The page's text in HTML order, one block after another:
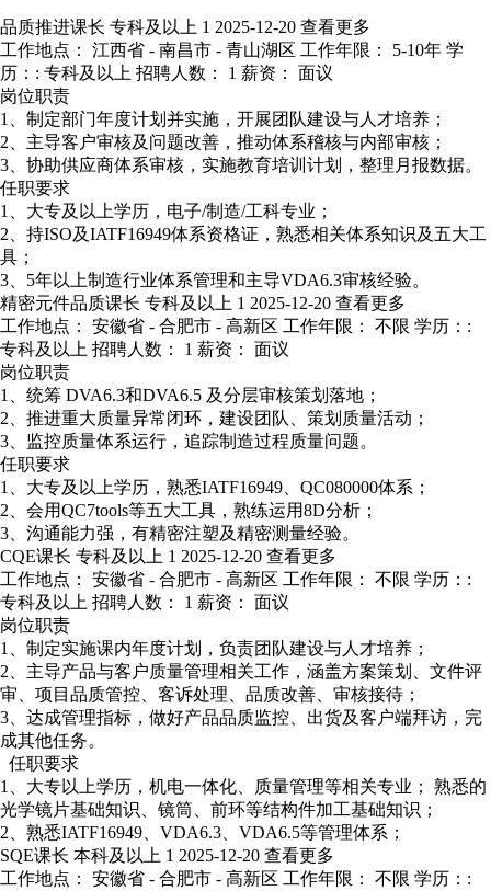
品质推进课长 专科及以上 1 2025-12-20 查看更多
工作地点： 江西省 - 南昌市 - 青山湖区 工作年限： 5-10年 学
历：: 专科及以上 招聘人数： 1 薪资： 面议
岗位职责
1、制定部门年度计划并实施，开展团队建设与人才培养；
2、主导客户审核及问题改善，推动体系稽核与内部审核；
3、协助供应商体系审核，实施教育培训计划，整理月报数据。
任职要求
1、大专及以上学历，电子/制造/工科专业；
2、持ISO及IATF16949体系资格证，熟悉相关体系知识及五大工
具；
3、5年以上制造行业体系管理和主导VDA6.3审核经验。
精密元件品质课长 专科及以上 1 2025-12-20 查看更多
工作地点： 安徽省 - 合肥市 - 高新区 工作年限： 不限 学历：:
专科及以上 招聘人数： 1 薪资： 面议
岗位职责
1、统筹 DVA6.3和DVA6.5 及分层审核策划落地；
2、推进重大质量异常闭环，建设团队、策划质量活动；
3、监控质量体系运行，追踪制造过程质量问题。
任职要求
1、大专及以上学历，熟悉IATF16949、QC080000体系；
2、会用QC7tools等五大工具，熟练运用8D分析；
3、沟通能力强，有精密注塑及精密测量经验。
CQE课长 专科及以上 1 2025-12-20 查看更多
工作地点： 安徽省 - 合肥市 - 高新区 工作年限： 不限 学历：:
专科及以上 招聘人数： 1 薪资： 面议
岗位职责
1、制定实施课内年度计划，负责团队建设与人才培养；
2、主导产品与客户质量管理相关工作，涵盖方案策划、文件评
审、项目品质管控、客诉处理、品质改善、审核接待；
3、达成管理指标，做好产品品质监控、出货及客户端拜访，完
成其他任务。
任职要求
1、大专以上学历，机电一体化、质量管理等相关专业； 熟悉的
光学镜片基础知识、镜筒、前环等结构件加工基础知识；
2、熟悉IATF16949、VDA6.3、VDA6.5等管理体系；
SQE课长 本科及以上 1 2025-12-20 查看更多
工作地点： 安徽省 - 合肥市 - 高新区 工作年限： 不限 学历：: